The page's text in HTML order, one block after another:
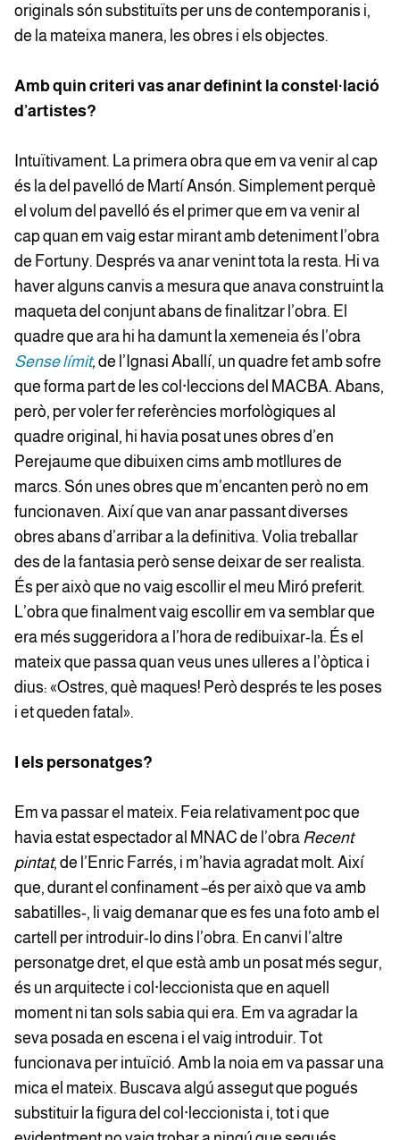
originals són substituïts per uns de contemporanis i,
de la mateixa manera, les obres i els objectes.
Amb quin criteri vas anar definint la constel·lació
d’artistes?
Intuïtivament. La primera obra que em va venir al cap
és la del pavelló de Martí Ansón. Simplement perquè
el volum del pavelló és el primer que em va venir al
cap quan em vaig estar mirant amb deteniment l’obra
de Fortuny. Després va anar venint tota la resta. Hi va
haver alguns canvis a mesura que anava construint la
maqueta del conjunt abans de finalitzar l’obra. El
quadre que ara hi ha damunt la xemeneia és l’obra
Sense límit, de l’Ignasi Aballí, un quadre fet amb sofre
que forma part de les col·leccions del MACBA. Abans,
però, per voler fer referències morfològiques al
quadre original, hi havia posat unes obres d’en
Perejaume que dibuixen cims amb motllures de
marcs. Són unes obres que m’encanten però no em
funcionaven. Així que van anar passant diverses
obres abans d’arribar a la definitiva. Volia treballar
des de la fantasia però sense deixar de ser realista.
És per això que no vaig escollir el meu Miró preferit.
L’obra que finalment vaig escollir em va semblar que
era més suggeridora a l’hora de redibuixar-la. És el
mateix que passa quan veus unes ulleres a l’òptica i
dius: «Ostres, què maques! Però després te les poses
i et queden fatal».
I els personatges?
Em va passar el mateix. Feia relativament poc que
havia estat espectador al MNAC de l’obra Recent
pintat, de l’Enric Farrés, i m’havia agradat molt. Així
que, durant el confinament –és per això que va amb
sabatilles-, li vaig demanar que es fes una foto amb el
cartell per introduir-lo dins l’obra. En canvi l’altre
personatge dret, el que està amb un posat més segur,
és un arquitecte i col·leccionista que en aquell
moment ni tan sols sabia qui era. Em va agradar la
seva posada en escena i el vaig introduir. Tot
funcionava per intuïció. Amb la noia em va passar una
mica el mateix. Buscava algú assegut que pogués
substituir la figura del col·leccionista i, tot i que